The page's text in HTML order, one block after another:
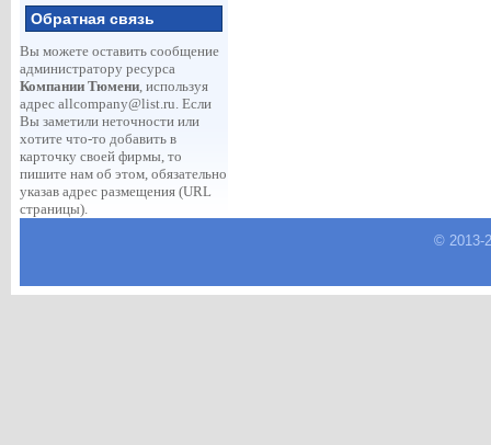
Обратная связь
Вы можете оставить сообщение
администратору ресурса
Компании Тюмени, используя
адрес allcompany@list.ru. Если
Вы заметили неточности или
хотите что-то добавить в
карточку своей фирмы, то
пишите нам об этом, обязательно
указав адрес размещения (URL
страницы).
© 2013-